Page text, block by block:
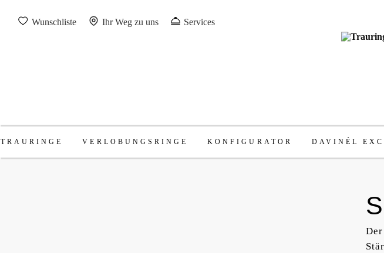
Wunschliste Ihr Weg zu uns Services
TRAURINGE VERLOBUNGSRINGE KONFIGURATOR DAVINÉL